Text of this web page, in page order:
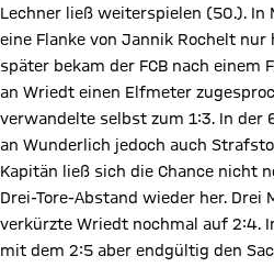
Lechner ließ weiterspielen (50.). In
eine Flanke von Jannik Rochelt nur
später bekam der FCB nach einem
an Wriedt einen Elfmeter
verwandelte selbst zum 1:3. In der
an Wunderlich jedoch auch
Kapitän ließ sich die Chance nicht
Drei-Tore-Abstand wieder her. Drei
verkürzte Wriedt nochmal auf 2:4.
mit dem 2:5 aber endgültig den